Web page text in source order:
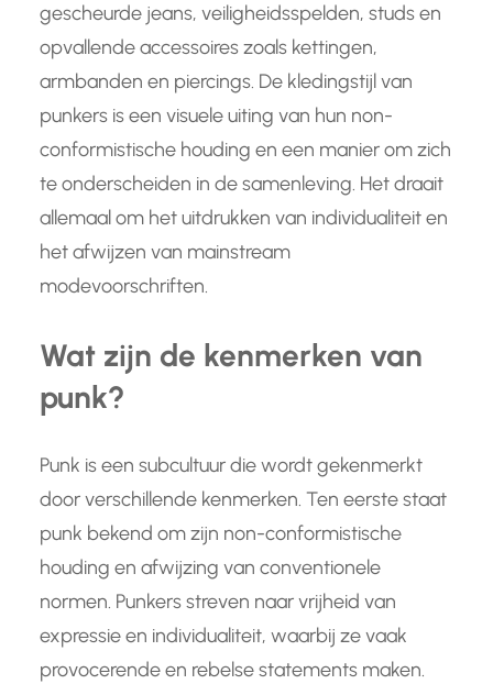
gescheurde jeans, veiligheidsspelden, studs en
opvallende accessoires zoals kettingen,
armbanden en piercings. De kledingstijl van
punkers is een visuele uiting van hun non-
conformistische houding en een manier om zich
te onderscheiden in de samenleving. Het draait
allemaal om het uitdrukken van individualiteit en
het afwijzen van mainstream
modevoorschriften.
Wat zijn de kenmerken van
punk?
Punk is een subcultuur die wordt gekenmerkt
door verschillende kenmerken. Ten eerste staat
punk bekend om zijn non-conformistische
houding en afwijzing van conventionele
normen. Punkers streven naar vrijheid van
expressie en individualiteit, waarbij ze vaak
provocerende en rebelse statements maken.